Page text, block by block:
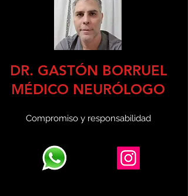
DR. GASTÓN BORRUEL
MÉDICO NEURÓLOGO
Compromiso y responsabilidad